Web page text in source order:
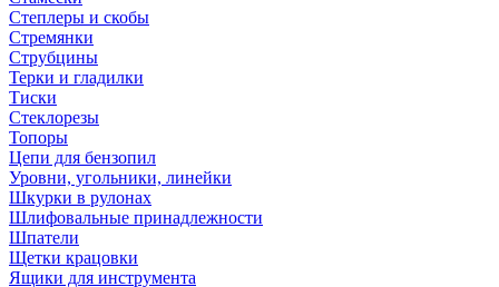
Степлеры и скобы
Стремянки
Струбцины
Терки и гладилки
Тиски
Стеклорезы
Топоры
Цепи для бензопил
Уровни, угольники, линейки
Шкурки в рулонах
Шлифовальные принадлежности
Шпатели
Щетки крацовки
Ящики для инструмента